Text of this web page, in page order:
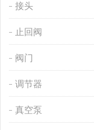
接头
止回阀
阀门
调节器
真空泵